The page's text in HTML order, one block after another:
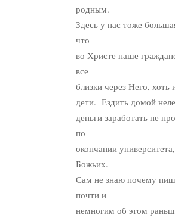
родным.
Здесь у нас тоже
что
во Христе наше
все
близки через Него,
дети. Ездить домой
деньги заработать не
по
окончании
Божьих.
Сам не знаю почему
почти и
немногим об этом